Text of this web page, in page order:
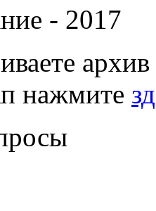
- 2017
нажмите